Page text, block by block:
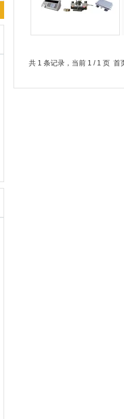
共 1 条记录，当前 1 / 1 页